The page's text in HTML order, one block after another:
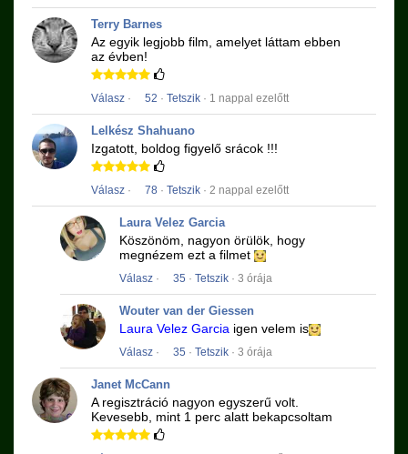
Terry Barnes
Az egyik legjobb film, amelyet láttam ebben
az évben!
Válasz · 52 · Tetszik · 1 nappal ezelőtt
Lelkész Shahuano
Izgatott, boldog figyelő srácok !!!
Válasz · 78 · Tetszik · 2 nappal ezelőtt
Laura Velez Garcia
Köszönöm, nagyon örülök, hogy
megnézem ezt a filmet
Válasz · 35 · Tetszik · 3 órája
Wouter van der Giessen
Laura Velez Garcia igen velem is
Válasz · 35 · Tetszik · 3 órája
Janet McCann
A regisztráció nagyon egyszerű volt.
Kevesebb, mint 1 perc alatt bekapcsoltam